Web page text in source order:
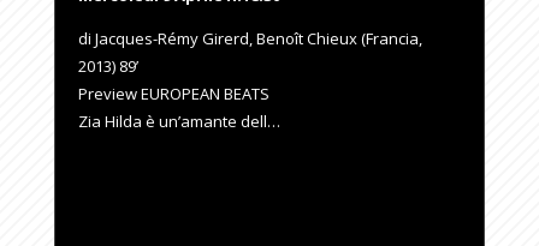
di Jacques-Rémy Girerd, Benoît Chieux (Francia,
2013) 89’
Preview EUROPEAN BEATS
Zia Hilda è un’amante dell…